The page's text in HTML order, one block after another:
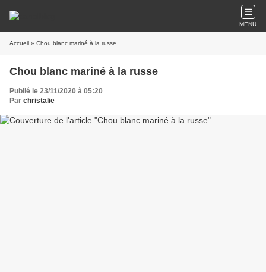
MENU
Accueil » Chou blanc mariné à la russe
Chou blanc mariné à la russe
Publié le 23/11/2020 à 05:20
Par christalie